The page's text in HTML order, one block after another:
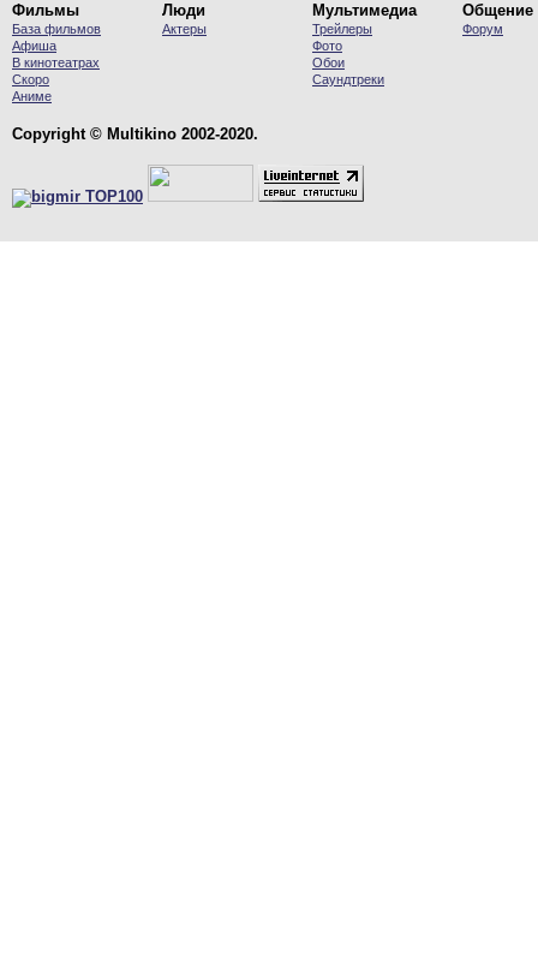
Фильмы
База фильмов
Афиша
В кинотеатрах
Скоро
Аниме
Люди
Актеры
Мультимедиа
Трейлеры
Фото
Обои
Саундтреки
Общение
Форум
Copyright © Multikino 2002-2020.